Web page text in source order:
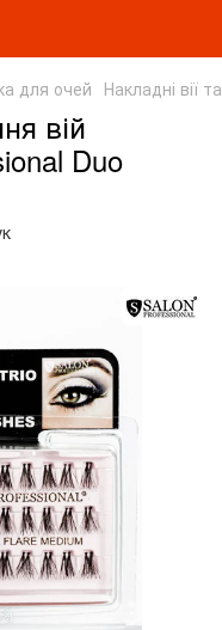
для очей Накладні вії
вій
Duo